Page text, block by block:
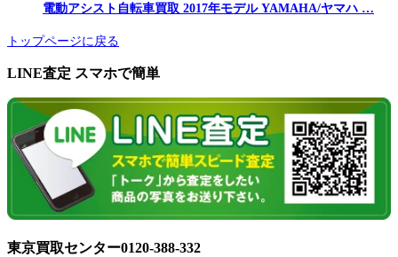
電動アシスト自転車買取 2017年モデル YAMAHA/ヤマハ …
トップページに戻る
LINE査定 スマホで簡単
東京買取センター0120-388-332